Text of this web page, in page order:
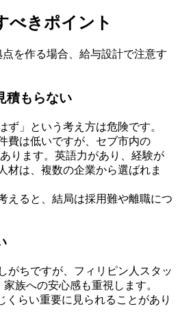
べきポイント
を作る場合、給与設計で注意す
積もらない
ず」という考え方は危険です。
費は低いですが、セブ市内の
ります。英語力があり、経験が
材は、複数の企業から選ばれま
えると、結局は採用難や離職につ
がちですが、フィリピン人スタッ
族への安心感も重視します。
くらい重要に見られることがあり